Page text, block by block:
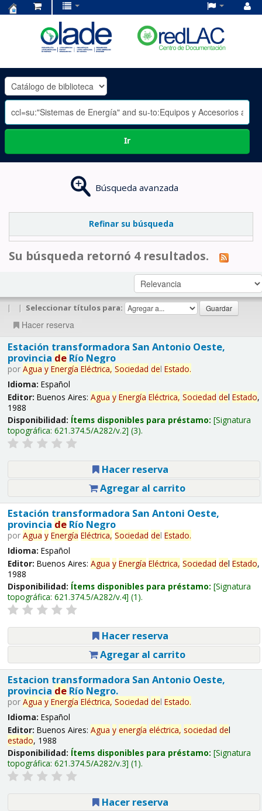
OLADE
-
Ir
Búsqueda avanzada
Refinar su búsqueda
Su búsqueda retornó 4 resultados.
| | Seleccionar títulos para:
Hacer reserva
Estación transformadora San Antonio Oeste,
provincia deRío Negro
por Agua y Energía Eléctrica, Sociedad del Estado.
Idioma: Español
Editor: Buenos Aires: Agua y Energía Eléctrica, Sociedad del Estado,
1988
Disponibilidad: Ítems disponibles para préstamo: Signatura
topográfica: 621.374.5/A282/v.2 (3).
Hacer reserva
Agregar al carrito
Estación transformadora San Antoni Oeste,
provincia deRío Negro
por Agua y Energía Eléctrica, Sociedad del Estado.
Idioma: Español
Editor: Buenos Aires: Agua y Energía Eléctrica, Sociedad del Estado,
1988
Disponibilidad: Ítems disponibles para préstamo: Signatura
topográfica: 621.374.5/A282/v.4 (1).
Hacer reserva
Agregar al carrito
Estacion transformadora San Antonio Oeste,
provincia deRío Negro.
por Agua y Energía Eléctrica, Sociedad del Estado.
Idioma: Español
Editor: Buenos Aires: Agua y energía eléctrica, sociedad del
estado, 1988
Disponibilidad: Ítems disponibles para préstamo: Signatura
topográfica: 621.374.5/A282/v.3 (1).
Hacer reserva